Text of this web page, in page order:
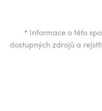
* Informace o této
dostupných zdrojů a